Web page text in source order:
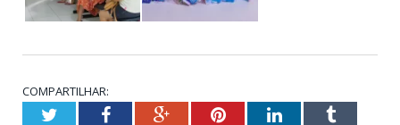
COMPARTILHAR:
TwitterFacebookGoogle+PinterestLinkedInTumblr